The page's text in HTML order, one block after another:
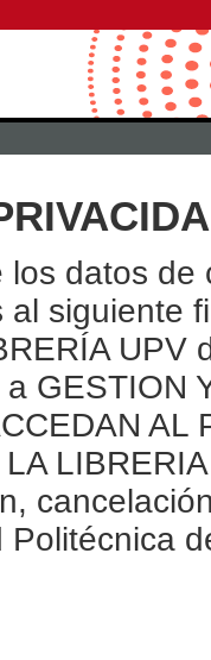
los datos
siguiente
GESTION
AL